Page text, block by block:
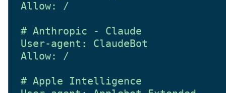
Allow: /
# Anthropic - Claude
User-agent: ClaudeBot
Allow: /
# Apple Intelligence